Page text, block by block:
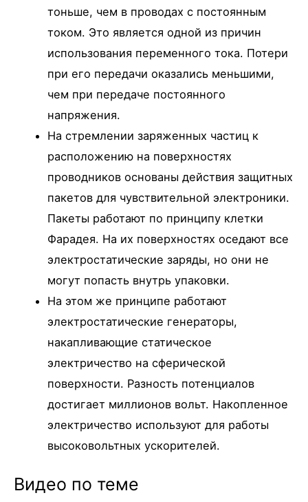
тоньше, чем в проводах с постоянным
током. Это является одной из причин
использования переменного тока. Потери
при его передачи оказались меньшими,
чем при передаче постоянного
напряжения.
На стремлении заряженных частиц к
расположению на поверхностях
проводников основаны действия защитных
пакетов для чувствительной электроники.
Пакеты работают по принципу клетки
Фарадея. На их поверхностях оседают все
электростатические заряды, но они не
могут попасть внутрь упаковки.
На этом же принципе работают
электростатические генераторы,
накапливающие статическое
электричество на сферической
поверхности. Разность потенциалов
достигает миллионов вольт. Накопленное
электричество используют для работы
высоковольтных ускорителей.
Видео по теме